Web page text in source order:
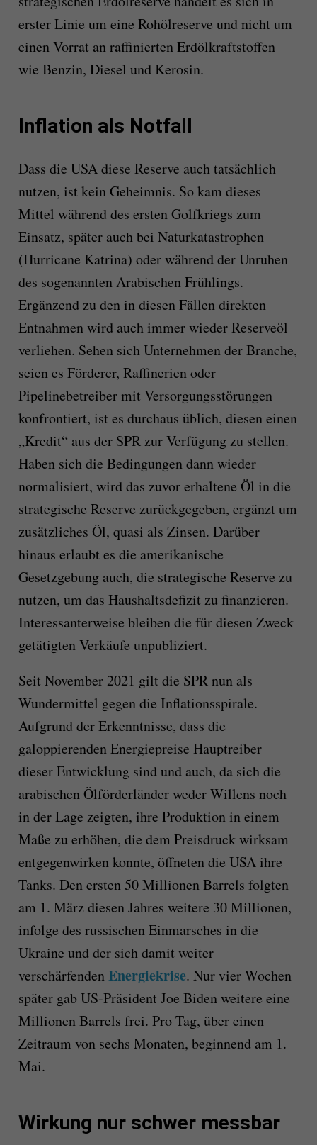
erster Linie um eine Rohölreserve und nicht um
einen Vorrat an raffinierten Erdölkraftstoffen
wie Benzin, Diesel und Kerosin.
Inflation als Notfall
Dass die USA diese Reserve auch tatsächlich
nutzen, ist kein Geheimnis. So kam dieses
Mittel während des ersten Golfkriegs zum
Einsatz, später auch bei Naturkatastrophen
(Hurricane Katrina) oder während der Unruhen
des sogenannten Arabischen Frühlings.
Ergänzend zu den in diesen Fällen direkten
Entnahmen wird auch immer wieder Reserveöl
verliehen. Sehen sich Unternehmen der Branche,
seien es Förderer, Raffinerien oder
Pipelinebetreiber mit Versorgungsstörungen
konfrontiert, ist es durchaus üblich, diesen einen
„Kredit“ aus der SPR zur Verfügung zu stellen.
Haben sich die Bedingungen dann wieder
normalisiert, wird das zuvor erhaltene Öl in die
strategische Reserve zurückgegeben, ergänzt um
zusätzliches Öl, quasi als Zinsen. Darüber
hinaus erlaubt es die amerikanische
Gesetzgebung auch, die strategische Reserve zu
nutzen, um das Haushaltsdefizit zu finanzieren.
Interessanterweise bleiben die für diesen Zweck
getätigten Verkäufe unpubliziert.
Seit November 2021 gilt die SPR nun als
Wundermittel gegen die Inflationsspirale.
Aufgrund der Erkenntnisse, dass die
galoppierenden Energiepreise Hauptreiber
dieser Entwicklung sind und auch, da sich die
arabischen Ölförderländer weder Willens noch
in der Lage zeigten, ihre Produktion in einem
Maße zu erhöhen, die dem Preisdruck wirksam
entgegenwirken konnte, öffneten die USA ihre
Tanks. Den ersten 50 Millionen Barrels folgten
am 1. März diesen Jahres weitere 30 Millionen,
infolge des russischen Einmarsches in die
Ukraine und der sich damit weiter
verschärfendenEnergiekrise. Nur vier Wochen
später gab US-Präsident Joe Biden weitere eine
Millionen Barrels frei. Pro Tag, über einen
Zeitraum von sechs Monaten, beginnend am 1.
Mai.
Wirkung nur schwer messbar